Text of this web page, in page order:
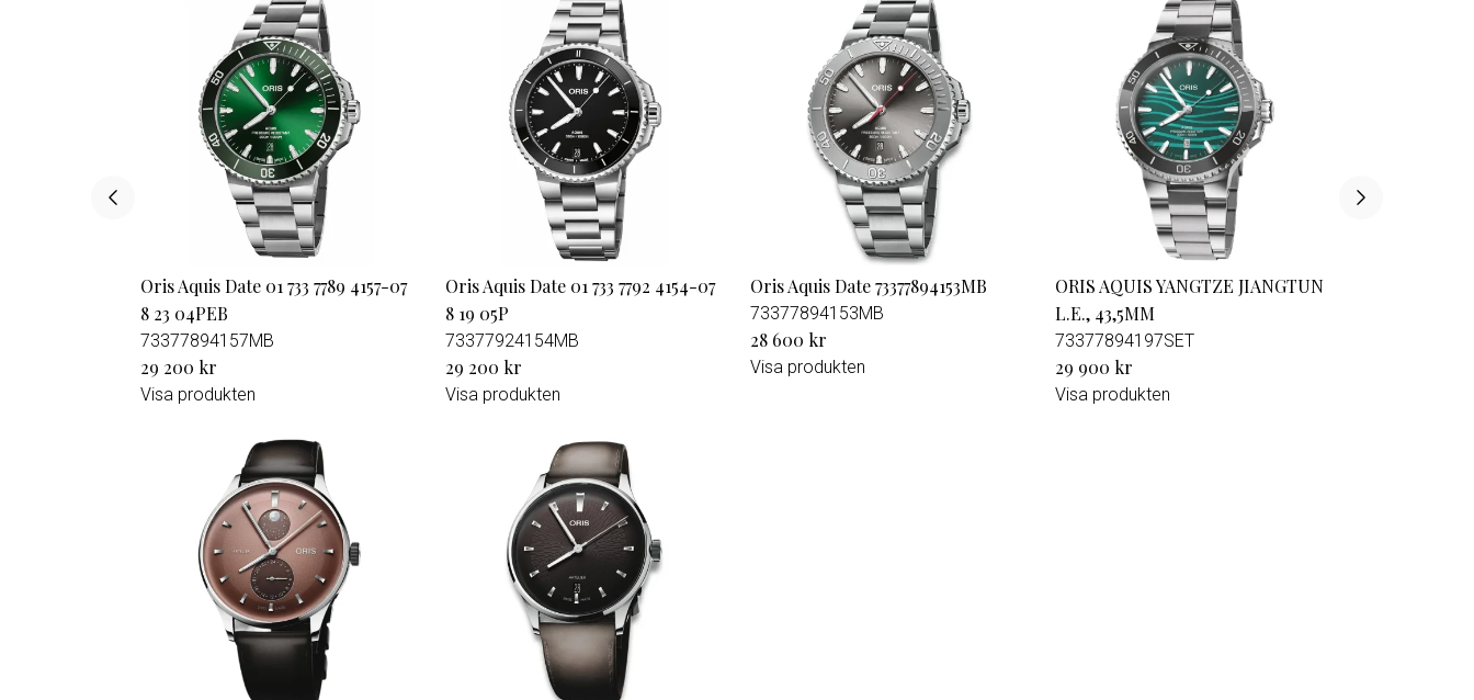
Oris Aquis Date 01 733 7789 4157-07
8 23 04PEB
73377894157MB
29 200 kr
Visa produkten
Oris Aquis Date 01 733 7792 4154-07
8 19 05P
73377924154MB
29 200 kr
Visa produkten
Oris Aquis Date 73377894153MB
73377894153MB
28 600 kr
Visa produkten
ORIS AQUIS YANGTZE JIANGTUN
L.E., 43,5MM
73377894197SET
29 900 kr
Visa produkten